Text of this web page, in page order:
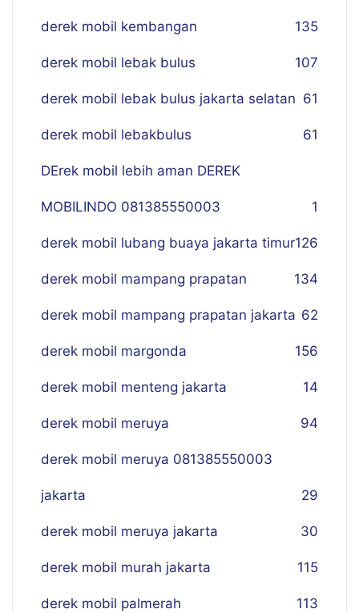
derek mobil kembangan 135
derek mobil lebak bulus 107
derek mobil lebak bulus jakarta selatan 61
derek mobil lebakbulus 61
DErek mobil lebih aman DEREK
MOBILINDO 081385550003 1
derek mobil lubang buaya jakarta timur126
derek mobil mampang prapatan 134
derek mobil mampang prapatan jakarta 62
derek mobil margonda 156
derek mobil menteng jakarta 14
derek mobil meruya 94
derek mobil meruya 081385550003
jakarta 29
derek mobil meruya jakarta 30
derek mobil murah jakarta 115
derek mobil palmerah 113